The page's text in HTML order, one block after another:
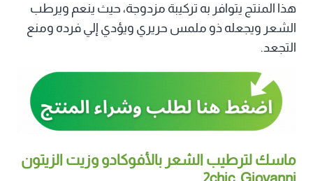
هذا المنتج يتوافر به تركيبة مزدوجة، حيث ينعم ويرطب
الشعر ويجعله ذو ملمس حريري ويؤدي إلي فرده ومنع
التجعد.
ماسك لترطيب الشعر بالأفوكادو وزيت الزيتون